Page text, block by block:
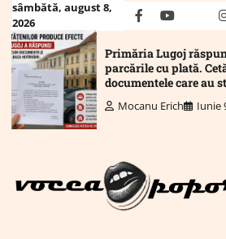
Skip
content
sâmbătă, august 8,
2026
facebookyoutubeMail
Primăria Lugoj
parcările cu plată.
documentele care au
Mocanu Erich Iunie